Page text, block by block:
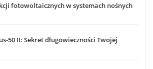
fotowoltaicznych w systemach nośnych
50 II: Sekret długowieczności Twojej